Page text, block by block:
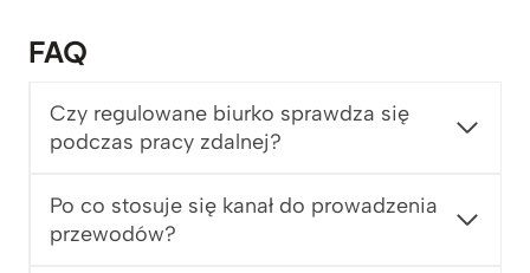
7
FAQ
Czy regulowane biurko sprawdza się
podczas pracy zdalnej?
Po co stosuje się kanał do prowadzenia
przewodów?